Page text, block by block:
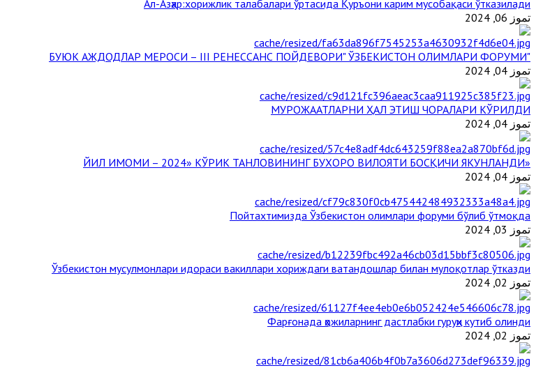
Aл-Aзҳар:хорижлик талабалари ўртасида Қуръони карим мусобақаси ўтказилади
تموز 06, 2024
"БУЮК АЖДОДЛАР МЕРОСИ – III РЕНЕССАНС ПОЙДЕВОРИ" ЎЗБЕКИСТОН ОЛИМЛАРИ ФОРУМИ
تموز 04, 2024
МУРОЖААТЛАРНИ ҲАЛ ЭТИШ ЧОРАЛАРИ КЎРИЛДИ
تموز 04, 2024
«ЙИЛ ИМОМИ – 2024» КЎРИК ТАНЛОВИНИНГ БУХОРО ВИЛОЯТИ БОСҚИЧИ ЯКУНЛАНДИ
تموز 04, 2024
Пойтахтимизда Ўзбекистон олимлари форуми бўлиб ўтмоқда
تموز 03, 2024
Ўзбекистон мусулмонлари идораси вакиллари хориждаги ватандошлар билан мулоқотлар ўтказди
تموز 02, 2024
Фарғонада ҳожиларнинг дастлабки гуруҳи кутиб олинди
تموز 02, 2024